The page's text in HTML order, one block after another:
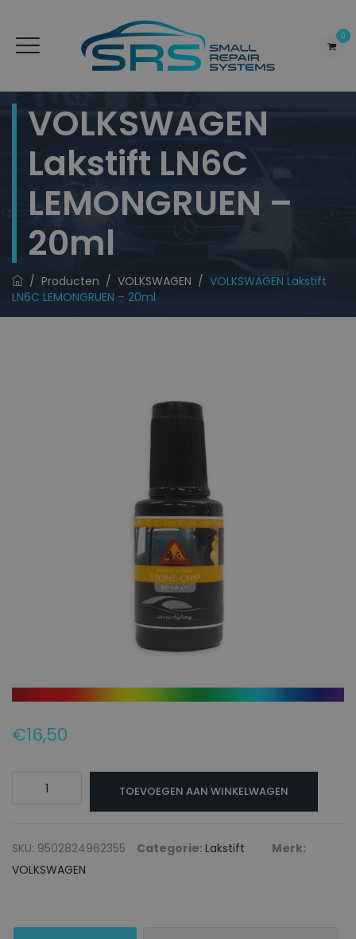
0
VOLKSWAGEN
Lakstift LN6C
LEMONGRUEN –
20ml
/ Producten / VOLKSWAGEN / VOLKSWAGEN Lakstift
LN6C LEMONGRUEN – 20ml
€16,50
VOLKSWAGEN
LEMONGRUEN
-
TOEVOEGEN AAN WINKELWAGEN
SKU: 9502824962355 Categorie: Lakstift
Merk:
VOLKSWAGEN